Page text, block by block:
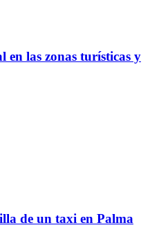
en las zonas turísticas y
de un taxi en Palma